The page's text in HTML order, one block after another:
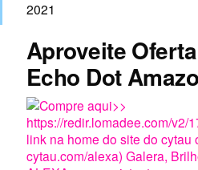
2021
Aproveite
Echo Dot